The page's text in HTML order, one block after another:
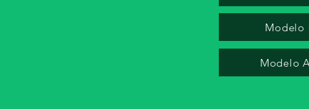
Modelo
Modelo